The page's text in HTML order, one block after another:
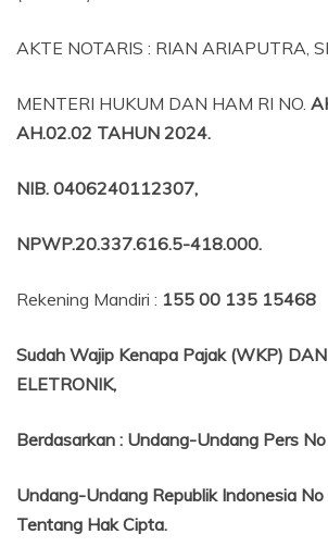
AKTE NOTARIS : RIAN ARIAPUTRA,
MENTERI HUKUM DAN HAM RI NO.
AH.02.02 TAHUN 2024.
NIB. 0406240112307,
NPWP.20.337.616.5-418.000.
Rekening Mandiri : 155 00 135 15468
Sudah Wajip Kenapa Pajak (WKP)
ELETRONIK,
Berdasarkan : Undang-Undang Pers
Undang-Undang Republik Indonesia
Tentang Hak Cipta.